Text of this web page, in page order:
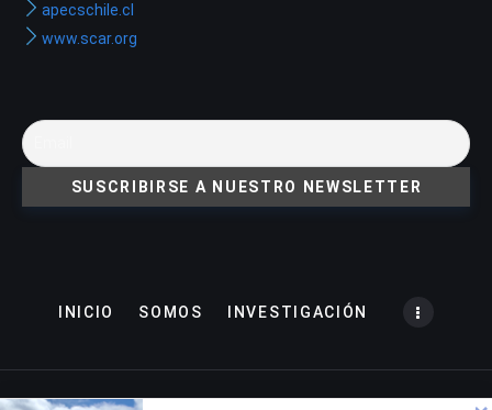
apecschile.cl
www.scar.org
INICIO SOMOS INVESTIGACIÓN